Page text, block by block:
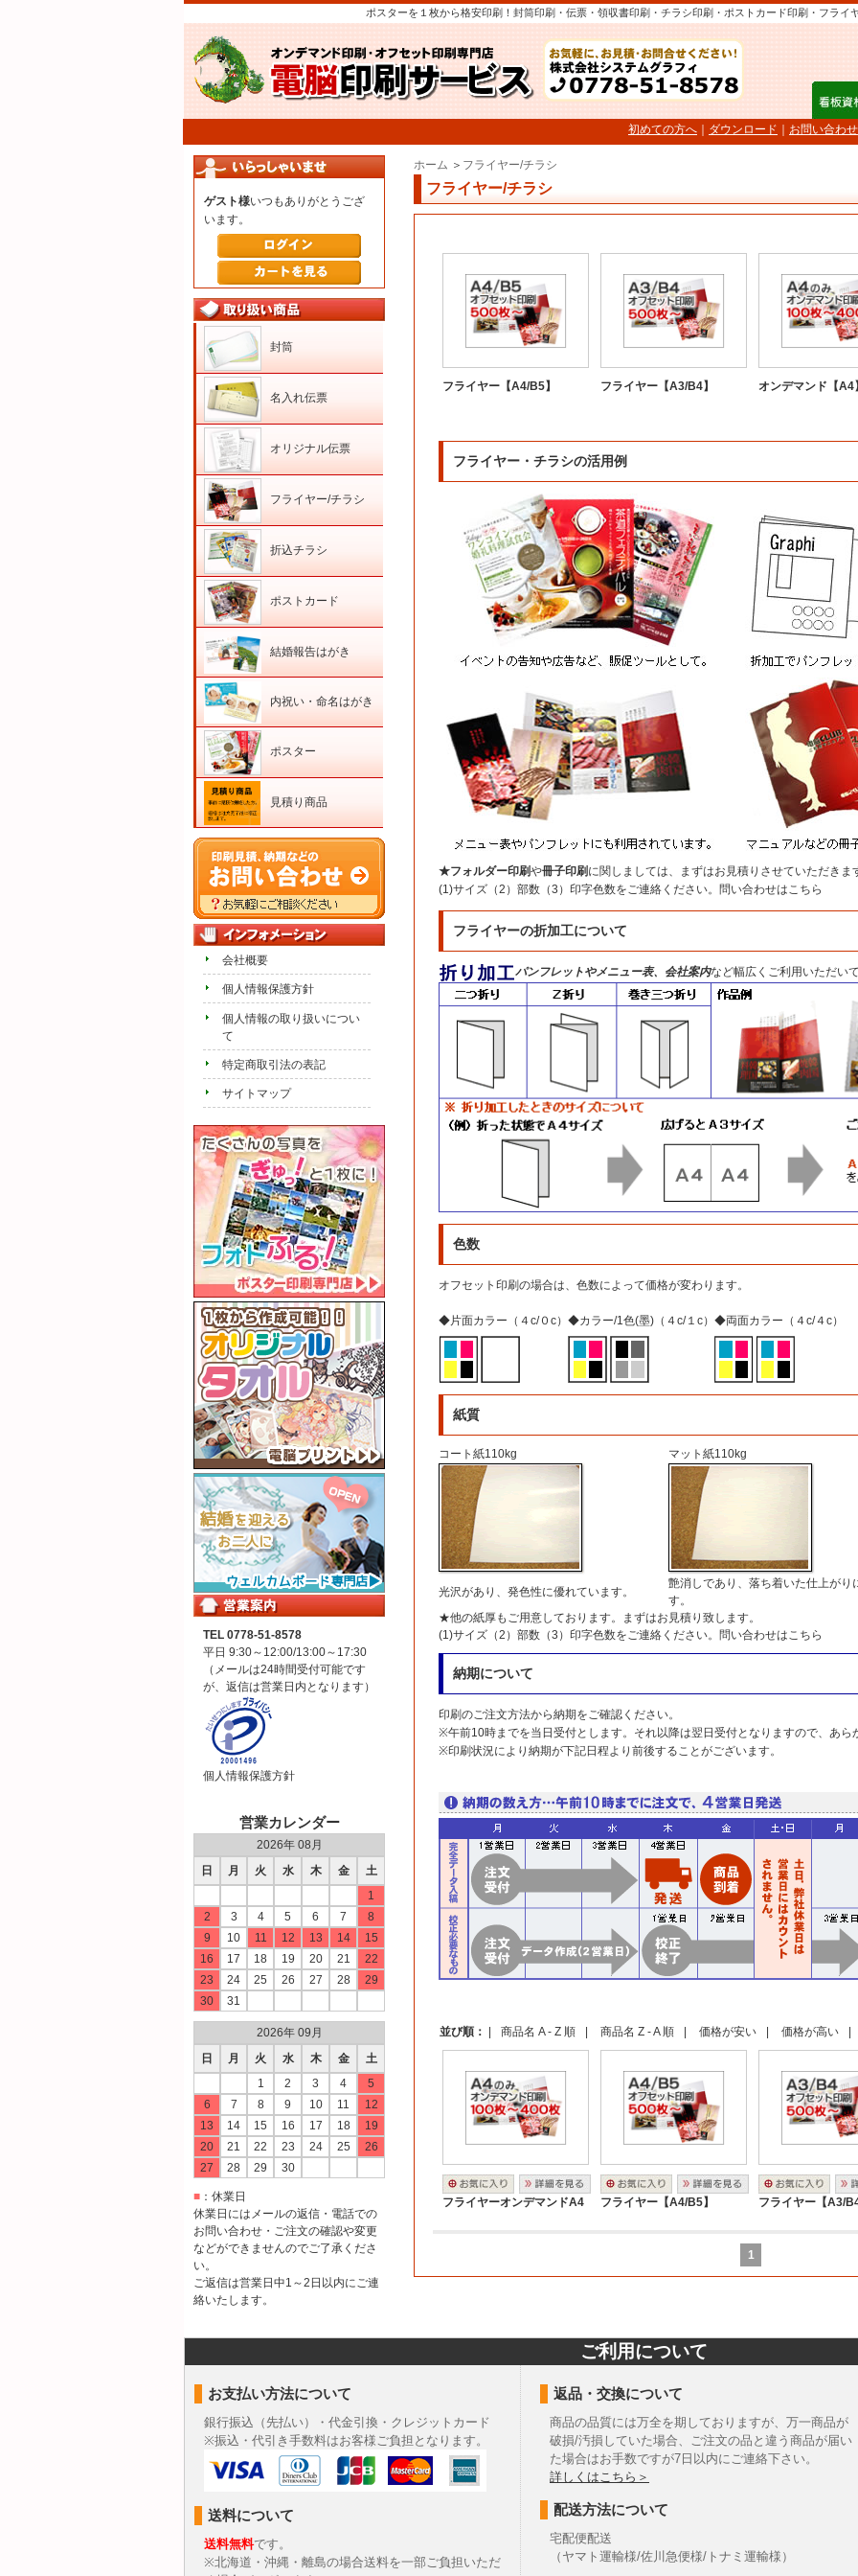
ポスターを１枚から格安印刷！封筒印刷・伝票・領収書印刷・チラシ印刷・ポストカード印刷・フラ
お問い合わせ
ダウンロード
初めての方へ
ホーム ＞ フライヤー/チラシ
フライヤー/チラシ
フライヤー【A4/B5】 フライヤー【A3/B4】 オンデマンド【A4
フライヤー・チラシの活用例
★フォルダー印刷や冊子印刷 に関しましては、まずはお見積りさせていただきま
(1)サイズ（2）部数（3）印字色数をご連絡ください。 問い合わせはこちら
フライヤーの折加工について
パンフレットやメニュー表、会社案内など幅広くご利用いただい
色数
オフセット印刷の場合は、色数によって価格が変わります。
◆片面カラー（４c/０c） ◆カラー/1色(墨)（４c/１c） ◆両面カラー（４c/４c）
紙質
コート紙110kg マット紙110kg
光沢があり、発色性に優れています。
艶消しであり、落ち着いた仕上がり
す。
★他の紙厚もご用意しております。まずはお見積り致します。
(1)サイズ（2）部数（3）印字色数をご連絡ください。 問い合わせはこちら
納期について
印刷のご注文方法から納期をご確認ください。
※午前10時までを当日受付とします。それ以降は翌日受付となりますので、あら
※印刷状況により納期が下記日程より前後することがございます。
並び順： 商品名 A - Z 順 商品名 Z - A 順 価格が安い 価格が高い
フライヤーオンデマンドA4 フライヤー【A4/B5】 フライヤー【A3/
1
ゲスト様いつもありがとうござ
います。
封筒
名入れ伝票
オリジナル伝票
フライヤー/チラシ
折込チラシ
ポストカード
結婚報告はがき
内祝い・命名はがき
ポスター
見積り商品
会社概要
個人情報保護方針
個人情報の取り扱いについ
て
特定商取引法の表記
サイトマップ
TEL 0778-51-8578
平日 9:30～12:00/13:00～17:30
（メールは24時間受付可能です
が、返信は営業日内となります）
個人情報保護方針
営業カレンダー
2026年 08月
日
月 火 水 木 金
土
1
2
3 4 5 6 7
8
9
10 11 12 13 14
15
16
17 18 19 20 21
22
23
24 25 26 27 28
29
30
31
2026年 09月
日
月 火 水 木 金
土
1
2 3 4
5
6
7 8 9 10 11
12
13
14 15 16 17 18
19
20
21 22 23 24 25
26
27
28 29 30
■ ：休業日
休業日にはメールの返信・電話での
お問い合わせ・ご注文の確認や変更
などができませんのでご了承くださ
い。
ご返信は営業日中1～2日以内にご連
絡いたします。
ご利用について
お支払い方法について
銀行振込（先払い）・代金引換・クレジットカード
※振込・代引き手数料はお客様ご負担となります。
送料について
送料無料です。
※北海道・沖縄・離島の場合送料を一部ご負担いただ
返品・交換について
商品の品質には万全を期しておりますが、万一商品が
破損/汚損していた場合、ご注文の品と違う商品が届い
た場合はお手数ですが7日以内にご連絡下さい。
詳しくはこちら＞
配送方法について
宅配便配送
（ヤマト運輸様/佐川急便様/トナミ運輸様）